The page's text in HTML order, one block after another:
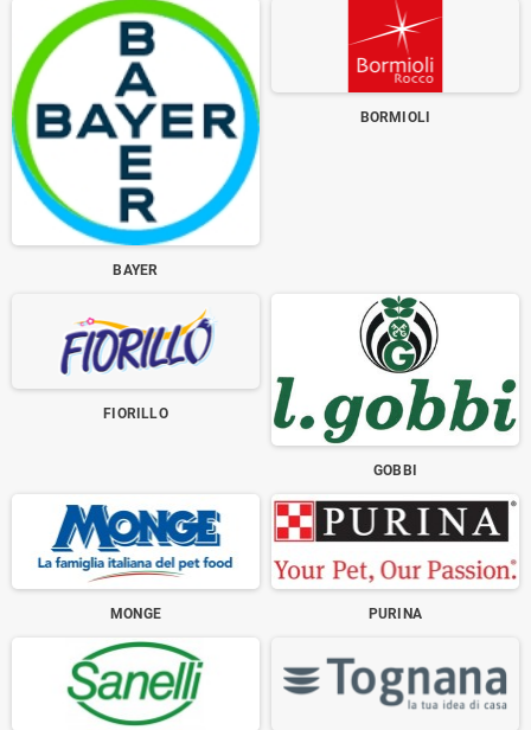
BAYER
BORMIOLI
FIORILLO
GOBBI
MONGE PURINA